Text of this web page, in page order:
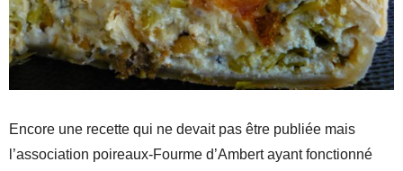
Encore une recette qui ne devait pas être publiée mais
l’association poireaux-Fourme d’Ambert ayant fonctionné